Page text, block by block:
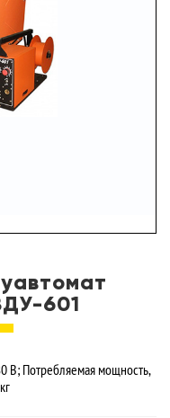
601
В; Потребляемая мощность,